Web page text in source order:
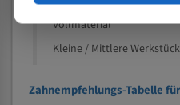
Kleine und mittlere
Vollmaterial
Kleine / Mittlere
Zahnempfehlungs-Tabelle